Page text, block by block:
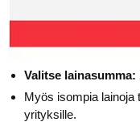
Valitse lainasumma:
Myös isompia lainoja
yrityksille.